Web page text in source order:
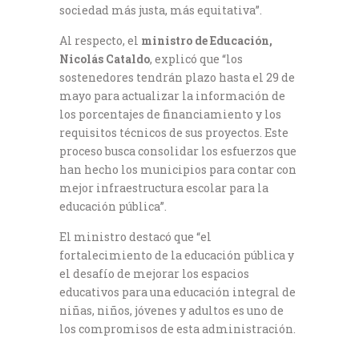
sociedad más justa, más equitativa”.
Al respecto, el ministro de Educación,
Nicolás Cataldo, explicó que “los
sostenedores tendrán plazo hasta el 29 de
mayo para actualizar la información de
los porcentajes de financiamiento y los
requisitos técnicos de sus proyectos. Este
proceso busca consolidar los esfuerzos que
han hecho los municipios para contar con
mejor infraestructura escolar para la
educación pública”.
El ministro destacó que “el
fortalecimiento de la educación pública y
el desafío de mejorar los espacios
educativos para una educación integral de
niñas, niños, jóvenes y adultos es uno de
los compromisos de esta administración.